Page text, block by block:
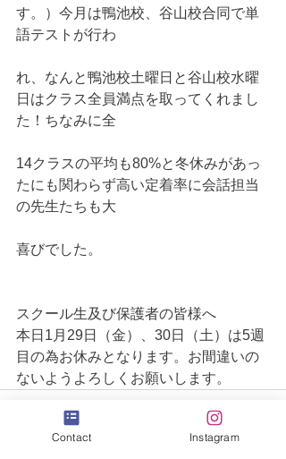
す。）今月は鴨池校、谷山校合同で単
語テストが行わ
れ、なんと鴨池校土曜日と谷山校水曜
日はクラス全員満点を取ってくれまし
た！ちなみに全
14クラスの平均も80%と冬休みがあっ
たにも関わらず高い定着率に会話担当
の先生たちも大
喜びでした。
スクール生及び保護者の皆様へ
本日1月29日（金）、30日（土）は5週
目の為お休みとなります。お間違いの
ないようよろしくお願いします。
Contact Instagram